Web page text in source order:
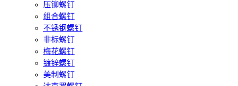
压铆螺钉
组合螺钉
不锈钢螺钉
非标螺钉
梅花螺钉
镀锌螺钉
美制螺钉